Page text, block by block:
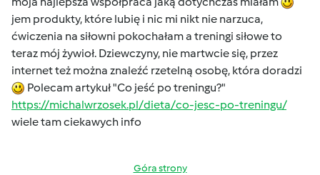
jem produkty, które lubię i nic mi nikt nie narzuca,
ćwiczenia na siłowni pokochałam a treningi siłowe to
teraz mój żywioł. Dziewczyny, nie martwcie się, przez
internet też można znaleźć rzetelną osobę, która doradzi
Polecam artykuł "Co jeść po treningu?"
https://michalwrzosek.pl/dieta/co-jesc-po-treningu/
wiele tam ciekawych info
Góra strony